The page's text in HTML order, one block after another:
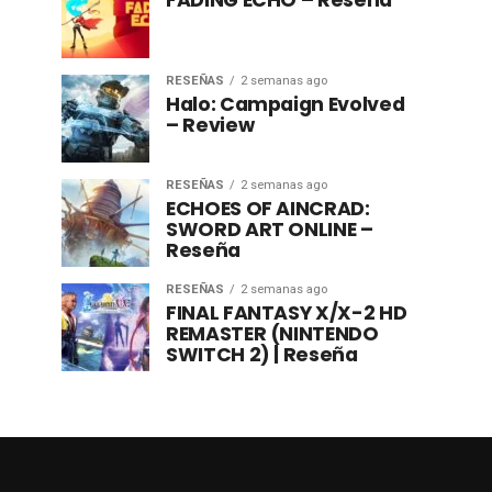
RESEÑAS 2 semanas ago
Halo: Campaign Evolved
– Review
RESEÑAS 2 semanas ago
ECHOES OF AINCRAD:
SWORD ART ONLINE –
Reseña
RESEÑAS 2 semanas ago
FINAL FANTASY X/X-2 HD
REMASTER (NINTENDO
SWITCH 2) | Reseña